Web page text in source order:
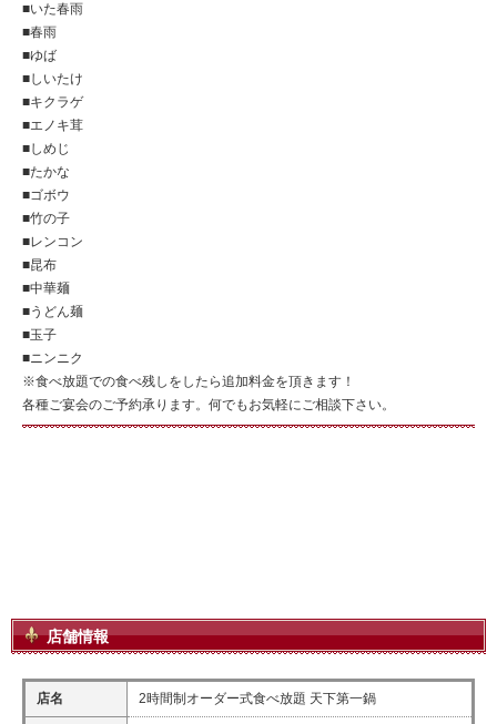
■いた春雨
■春雨
■ゆば
■しいたけ
■キクラゲ
■エノキ茸
■しめじ
■たかな
■ゴボウ
■竹の子
■レンコン
■昆布
■中華麺
■うどん麺
■玉子
■ニンニク
※食べ放題での食べ残しをしたら追加料金を頂きます！
各種ご宴会のご予約承ります。何でもお気軽にご相談下さい。
店舗情報
店名 2時間制オーダー式食べ放題 天下第一鍋